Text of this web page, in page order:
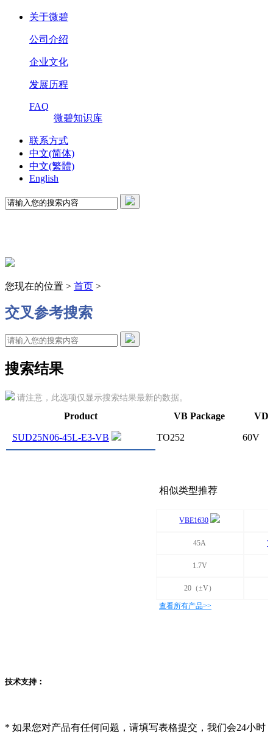
关于微碧
公司介绍
企业文化
发展历程
FAQ
微碧知识库
联系方式
中文(简体)
中文(繁體)
English
您现在的位置 > 首页 >
交叉参考搜索
搜索结果
请注意，此选项仅显示搜索结果最新的数据。
Product VB Package
SUD25N06-45L-E3-VB TO252 60V
相似类型推荐
VBE1630
45A
1.7V
20（±V）
查看所有产品>>
技术支持：
* 如果您对产品有任何问题，请填写表格提交，我们会24小时